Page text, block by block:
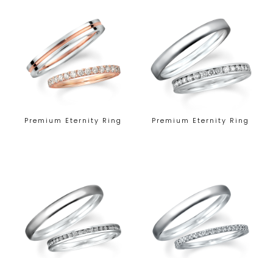
Premium Eternity Ring Premium Eternity Ring